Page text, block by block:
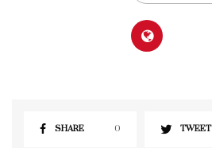
SHARE 0 TWEET